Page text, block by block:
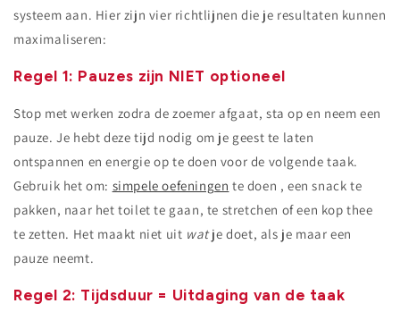
systeem aan. Hier zijn vier richtlijnen die je resultaten kunnen
maximaliseren:
Regel 1: Pauzes zijn NIET optioneel
Stop met werken zodra de zoemer afgaat, sta op en neem een ​​
pauze. Je hebt deze tijd nodig om je geest te laten
ontspannen en energie op te doen voor de volgende taak.
Gebruik het om: simpele oefeningen te doen , een snack te
pakken, naar het toilet te gaan, te stretchen of een kop thee
te zetten. Het maakt niet uit watje doet, als je maar een
pauze neemt.
Regel 2: Tijdsduur = Uitdaging van de taak